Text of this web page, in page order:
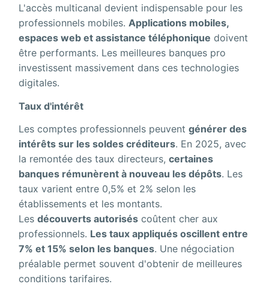
L'accès multicanal devient indispensable pour les
professionnels mobiles.Applications mobiles,
espaces web et assistance téléphonique doivent
être performants. Les meilleures banques pro
investissent massivement dans ces technologies
digitales.
Taux d'intérêt
Les comptes professionnels peuventgénérer des
intérêts sur les soldes créditeurs. En 2025, avec
la remontée des taux directeurs,certaines
banques rémunèrent à nouveau les dépôts. Les
taux varient entre 0,5% et 2% selon les
établissements et les montants.
Lesdécouverts autorisés coûtent cher aux
professionnels. Les taux appliqués oscillent entre
7% et 15% selon les banques. Une négociation
préalable permet souvent d'obtenir de meilleures
conditions tarifaires.